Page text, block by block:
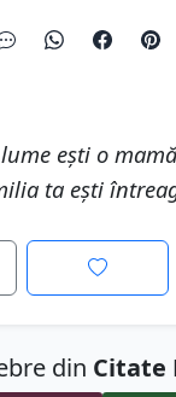
ești o
ta ești
din Citate